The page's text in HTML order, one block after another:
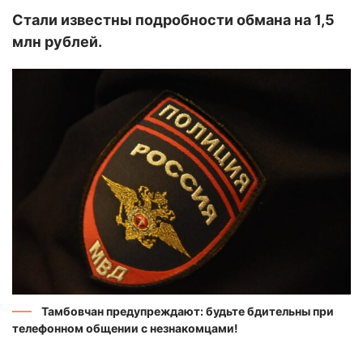
Стали известны подробности обмана на 1,5
млн рублей.
Тамбовчан предупреждают: будьте бдительны при
телефонном общении с незнакомцами!